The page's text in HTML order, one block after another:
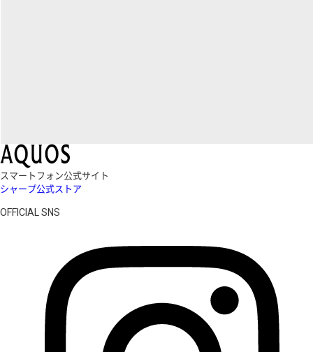
スマートフォン公式サイト
シャープ公式ストア
OFFICIAL SNS